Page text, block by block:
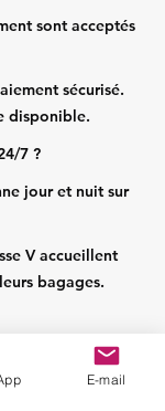
sont acceptés
sécurisé.
disponible.
7 ?
jour et nuit sur
V accueillent
bagages.
E-mail